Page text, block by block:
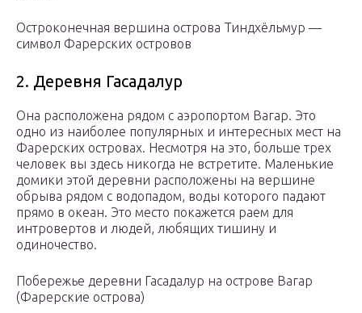
Остроконечная вершина острова Тиндхёльмур —
символ Фарерских островов
2. Деревня Гасадалур
Она расположена рядом с аэропортом Вагар. Это
одно из наиболее популярных и интересных мест на
Фарерских островах. Несмотря на это, больше трех
человек вы здесь никогда не встретите. Маленькие
домики этой деревни расположены на вершине
обрыва рядом с водопадом, воды которого падают
прямо в океан. Это место покажется раем для
интровертов и людей, любящих тишину и
одиночество.
Побережье деревни Гасадалур на острове Вагар
(Фарерские острова)